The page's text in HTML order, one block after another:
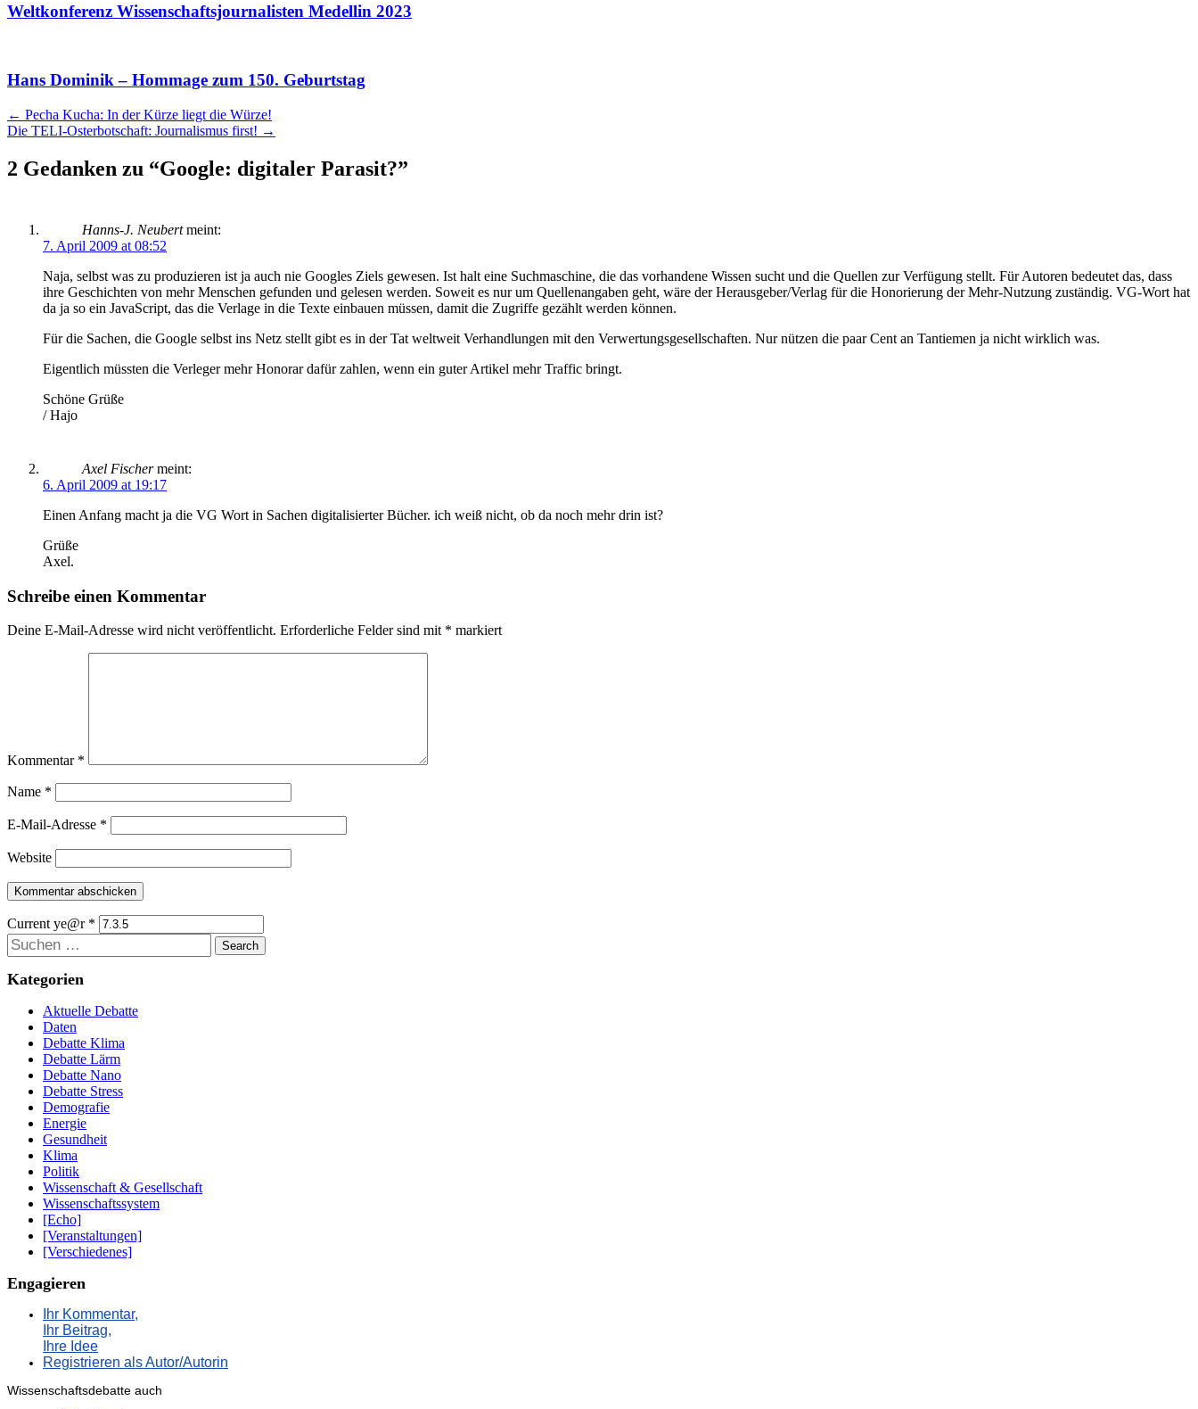
Weltkonferenz Wissenschaftsjournalisten Medellin 2023
Hans Dominik – Hommage zum 150. Geburtstag
Artikel
Navigation
← Pecha Kucha: In der Kürze liegt die Würze!
Die TELI-Osterbotschaft: Journalismus first! →
2 Gedanken zu “Google: digitaler Parasit?”
Hanns-J. Neubert meint:
7. April 2009 at 08:52
Naja, selbst was zu produzieren ist ja auch nie Googles Ziels gewesen. Ist halt eine Suchmaschine, die das vorhandene Wissen sucht und die Quellen zur Verfügung stellt. Für Autoren bedeutet das, dass
ihre Geschichten von mehr Menschen gefunden und gelesen werden. Soweit es nur um Quellenangaben geht, wäre der Herausgeber/Verlag für die Honorierung der Mehr-Nutzung zuständig. VG-Wort hat
da ja so ein JavaScript, das die Verlage in die Texte einbauen müssen, damit die Zugriffe gezählt werden können.
Für die Sachen, die Google selbst ins Netz stellt gibt es in der Tat weltweit Verhandlungen mit den Verwertungsgesellschaften. Nur nützen die paar Cent an Tantiemen ja nicht wirklich was.
Eigentlich müssten die Verleger mehr Honorar dafür zahlen, wenn ein guter Artikel mehr Traffic bringt.
Schöne Grüße
/ Hajo
Axel Fischer meint:
6. April 2009 at 19:17
Einen Anfang macht ja die VG Wort in Sachen digitalisierter Bücher. ich weiß nicht, ob da noch mehr drin ist?
Grüße
Axel.
Schreibe einen Kommentar
Deine E-Mail-Adresse wird nicht veröffentlicht. Erforderliche Felder sind mit * markiert
Kommentar *
Name *
E-Mail-Adresse *
Website
Current ye@r *
Suchen
Kategorien
Aktuelle Debatte
Daten
Debatte Klima
Debatte Lärm
Debatte Nano
Debatte Stress
Demografie
Energie
Gesundheit
Klima
Politik
Wissenschaft & Gesellschaft
Wissenschaftssystem
[Echo]
[Veranstaltungen]
[Verschiedenes]
Engagieren
Ihr Kommentar,
Ihr Beitrag,
Ihre Idee
Registrieren als Autor/Autorin
Wissenschaftsdebatte auch